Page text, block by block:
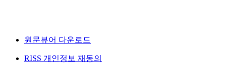
원문뷰어 다운로드
RISS 개인정보 재동의